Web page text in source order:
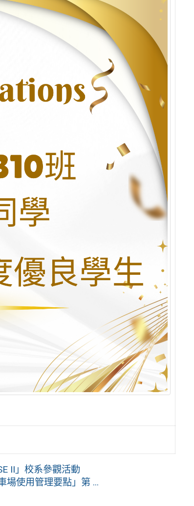
II」校系參觀活動
場使用管理要點」第 ...